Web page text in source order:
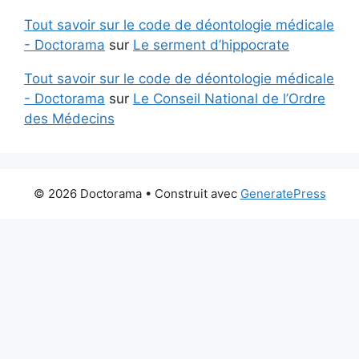
Tout savoir sur le code de déontologie médicale
- Doctorama sur Le serment d’hippocrate
Tout savoir sur le code de déontologie médicale
- Doctorama sur Le Conseil National de l’Ordre
des Médecins
© 2026 Doctorama• Construit avec GeneratePress